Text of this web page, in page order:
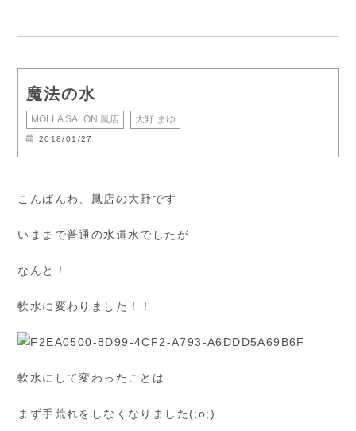
魔法の水
MOLLA SALON 鳳店 大野 まゆ
2018/01/27
こんばんわ、鳳店の大野です
いままで普通の水道水でしたが
なんと！
軟水に変わりました！！
軟水にして変わったことは
まず手荒れをしなくなりました(;o;)